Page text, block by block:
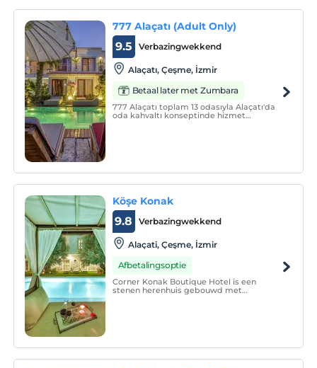
vakantie voor haar gasten.
777 Alaçatı (Adult Only)
Verbazingwekkend
9.5
Alaçatı, Çeşme, İzmir
Betaal later met Zumbara
777 Alaçatı toplam 13 odasıyla Alaçatı'da
oda kahvaltı konseptinde hizmet
Köşe Konak
Verbazingwekkend
9.8
Alaçati, Çeşme, İzmir
Afbetalingsoptie
Corner Konak Boutique Hotel is een
stenen herenhuis gebouwd met